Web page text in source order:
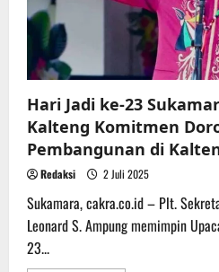
Sembako
Kepada
Masyarakat
Hari Jadi ke-23
Kalteng Komitmen
Pembangunan di
Redaksi 2 Juli 2025
Sukamara, cakra.co.id – Plt.
Leonard S. Ampung memimpin
23...